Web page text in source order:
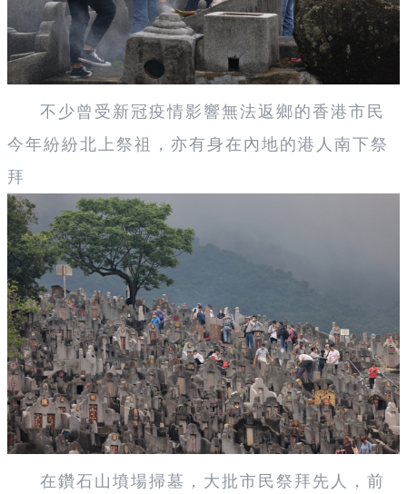
不少曾受新冠疫情影響無法返鄉的香港市民
今年紛紛北上祭祖，亦有身在內地的港人南下祭
拜
在鑽石山墳場掃墓，大批市民祭拜先人，前